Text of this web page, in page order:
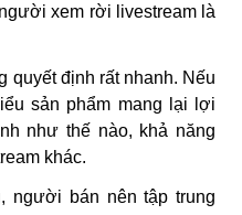
xem rời livestream là
quyết định rất nhanh. Nếu
sản phẩm mang lại lợi
như thế nào, khả năng
khác.
người bán nên tập trung